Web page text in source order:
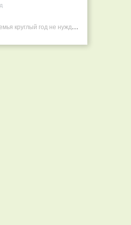
Горжусь тем, что моя семья круглый год не нуждается в покупных витаминах